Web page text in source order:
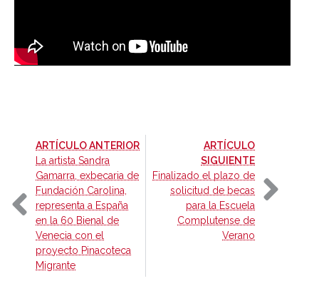
ARTÍCULO ANTERIOR-
La artista Sandra
Gamarra, exbecaria de
Fundación Carolina,
representa a España
en la 60 Bienal de
Venecia con el
proyecto Pinacoteca
Migrante
ARTÍCULO
SIGUIENTE-
Finalizado el plazo de
solicitud de becas
para la Escuela
Complutense de
Verano